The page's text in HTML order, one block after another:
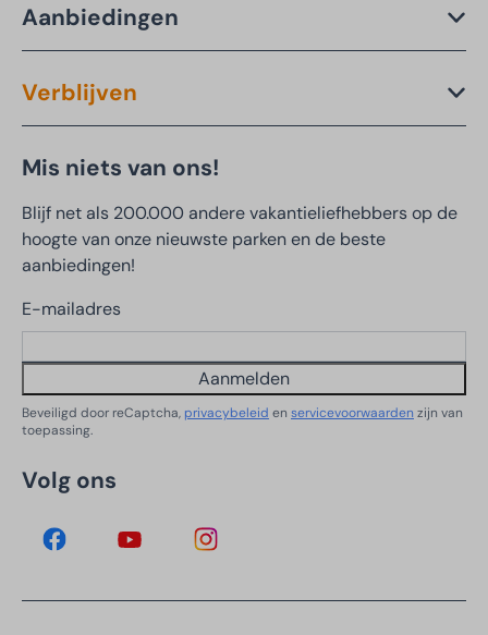
Aanbiedingen
Verblijven
Mis niets van ons!
Blijf net als 200.000 andere vakantieliefhebbers op de
hoogte van onze nieuwste parken en de beste
aanbiedingen!
E-mailadres
Aanmelden
Beveiligd door reCaptcha, privacybeleid en servicevoorwaarden zijn van
toepassing.
Volg ons